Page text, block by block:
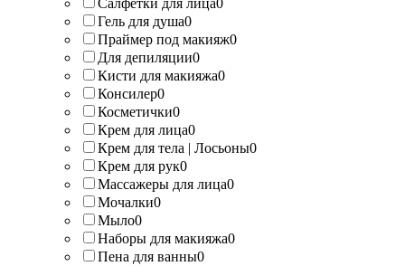
Салфетки для лица0
Гель для душа0
Праймер под макияж0
Для депиляции0
Кисти для макияжа0
Консилер0
Косметички0
Крем для лица0
Крем для тела | Лосьоны0
Крем для рук0
Массажеры для лица0
Мочалки0
Мыло0
Наборы для макияжа0
Пена для ванны0